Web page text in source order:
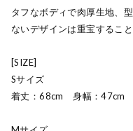
タフなボディで肉厚生地、
ないデザインは重宝するこ
[SIZE]
Sサイズ
着丈：68cm 身幅：47cm